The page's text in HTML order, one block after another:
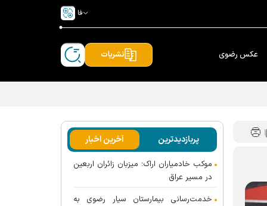
فا
عکس رضوی نشریات
پربازدیدترین آخرین اخبار
موکب خادمیاران اراک؛ میزبان زائران اربعین
در مسیر عراق
خدمت‌رسانی بیمارستان سیار رضوی به